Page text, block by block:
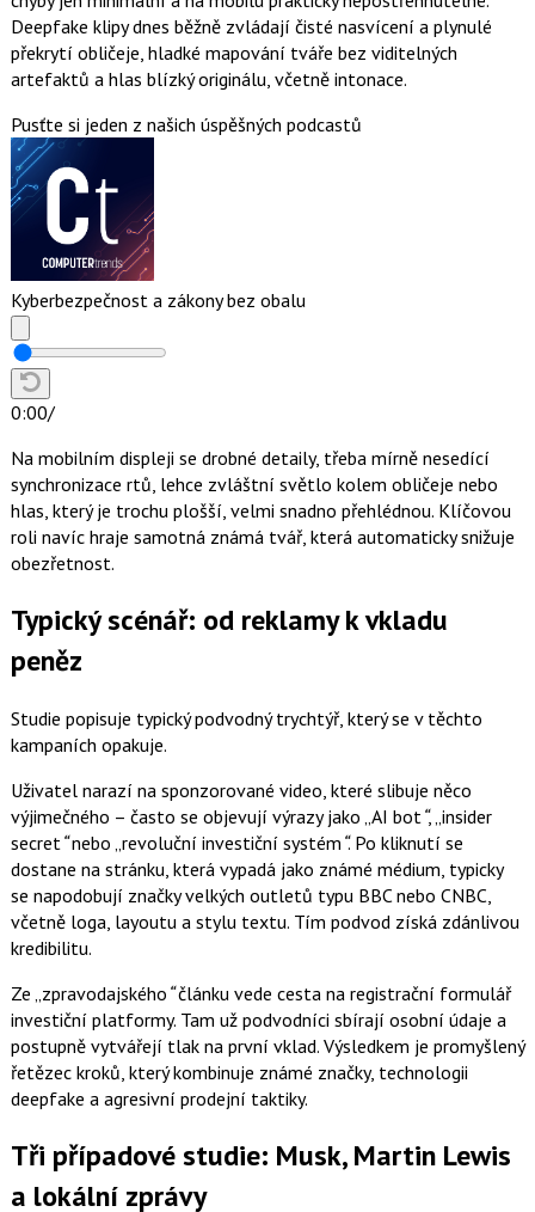
Deepfake klipy dnes běžně zvládají čisté nasvícení a plynulé
překrytí obličeje, hladké mapování tváře bez viditelných
artefaktů a hlas blízký originálu, včetně intonace.
Pusťte si jeden z našich úspěšných podcastů
Kyberbezpečnost a zákony bez obalu
0:00/
Na mobilním displeji se drobné detaily, třeba mírně nesedící
synchronizace rtů, lehce zvláštní světlo kolem obličeje nebo
hlas, který je trochu plošší, velmi snadno přehlédnou. Klíčovou
roli navíc hraje samotná známá tvář, která automaticky snižuje
obezřetnost.
Typický scénář: od reklamy k vkladu
peněz
Studie popisuje typický podvodný trychtýř, který se v těchto
kampaních opakuje.
Uživatel narazí na sponzorované video, které slibuje něco
výjimečného – často se objevují výrazy jako „AI bot “, „insider
secret “nebo „revoluční investiční systém “. Po kliknutí se
dostane na stránku, která vypadá jako známé médium, typicky
se napodobují značky velkých outletů typu BBC nebo CNBC,
včetně loga, layoutu a stylu textu. Tím podvod získá zdánlivou
kredibilitu.
Ze „zpravodajského “článku vede cesta na registrační formulář
investiční platformy. Tam už podvodníci sbírají osobní údaje a
postupně vytvářejí tlak na první vklad. Výsledkem je promyšlený
řetězec kroků, který kombinuje známé značky, technologii
deepfake a agresivní prodejní taktiky.
Tři případové studie: Musk, Martin Lewis
a lokální zprávy